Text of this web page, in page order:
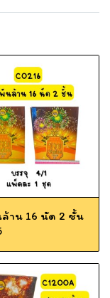
ล้าน 16 นัด 2 ชั้น